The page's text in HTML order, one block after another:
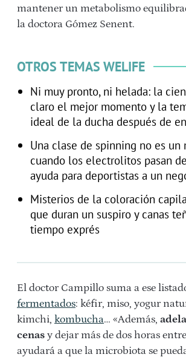
mantener un metabolismo
la doctora Gómez Senent.
OTROS TEMAS WELIFE
Ni muy pronto, ni helada: la
claro el mejor momento y la
ideal de la ducha después de
Una clase de spinning no es un
cuando los electrolitos pasan
ayuda para deportistas a un
Misterios de la coloración
que duran un suspiro y canas
tiempo exprés
El doctor Campillo suma a ese
fermentados: kéfir, miso, yogur
kimchi, kombucha… «Además,
cenas y dejar más de dos horas
ayudará a que la microbiota se